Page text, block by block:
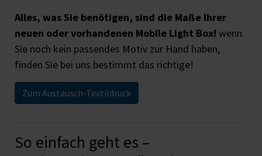
Alles, was Sie benötigen, sind die Maße Ihrer
neuen oder vorhandenen Mobile Light Box! wenn
Sie noch kein passendes Motiv zur Hand haben,
finden Sie bei uns bestimmt das richtige!
Zum Austausch-Textildruck
So einfach geht es –